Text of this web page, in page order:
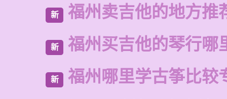
新 福州卖吉他的地方推
新 福州买吉他的琴行哪
新 福州哪里学古筝比较